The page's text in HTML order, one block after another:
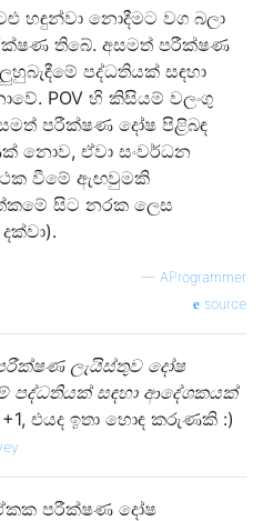
හඳුන්වා නොදීමට වග බලා
තිබේ. අසමත් පරීක්ෂණ
පද්ධතියක් සඳහා
POV හි කිසියම් වලංගු
පරීක්ෂණ දෝෂ පිළිබඳ
නොව, ඒවා සංවර්ධන
වීමේ ඇඟවුමකි
සිට නරක ලෙස
— AProgrammer
source
ලැයිස්තුව දෝෂ
පද්ධතියක් සඳහා ආදේශකයක්
එයද ඉතා හොඳ කරුණකි :)
ඒකක පරීක්ෂණ දෝෂ